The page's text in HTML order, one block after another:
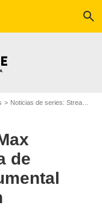
search
Noticias de series: Streaming
de